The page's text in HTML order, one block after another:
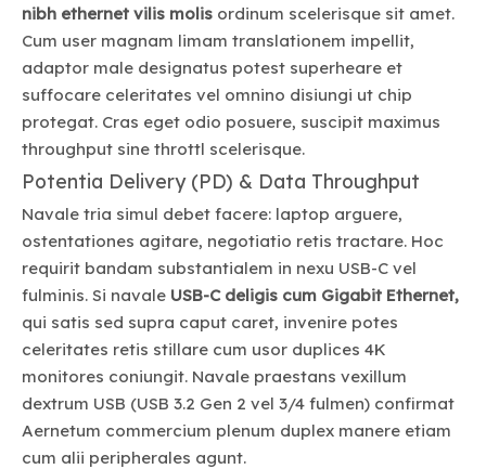
nibh ethernet vilis molis ordinum scelerisque sit amet.
Cum user magnam limam translationem impellit,
adaptor male designatus potest superheare et
suffocare celeritates vel omnino disiungi ut chip
protegat. Cras eget odio posuere, suscipit maximus
throughput sine throttl scelerisque.
Potentia Delivery (PD) & Data Throughput
Navale tria simul debet facere: laptop arguere,
ostentationes agitare, negotiatio retis tractare. Hoc
requirit bandam substantialem in nexu USB-C vel
fulminis. Si navale USB-C deligis cum Gigabit Ethernet,
qui satis sed supra caput caret, invenire potes
celeritates retis stillare cum usor duplices 4K
monitores coniungit. Navale praestans vexillum
dextrum USB (USB 3.2 Gen 2 vel 3/4 fulmen) confirmat
Aernetum commercium plenum duplex manere etiam
cum alii peripherales agunt.